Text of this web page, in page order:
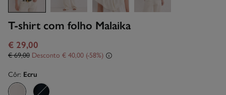
T-shirt com folho Malaika
€ 29,00
€ 69,00 Desconto € 40,00 58
Côr: Ecru